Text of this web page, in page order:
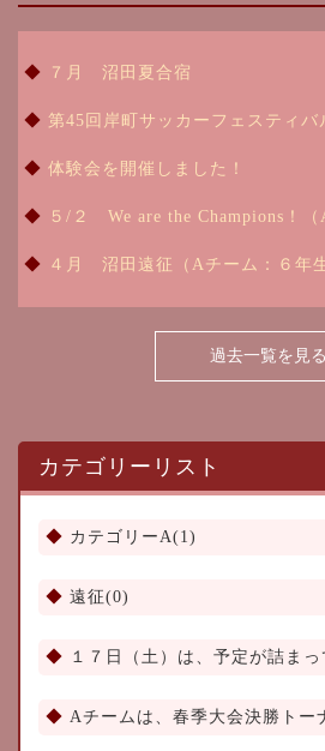
７月 沼田夏合宿
第45回岸町サッカーフェスティバ
体験会を開催しました！
５/２ We are the Champions！（
４月 沼田遠征（Aチーム：６年生
過去一覧を見る
カテゴリーリスト
カテゴリーA(1)
遠征(0)
１７日（土）は、予定が詰ま
Aチームは、春季大会決勝トー